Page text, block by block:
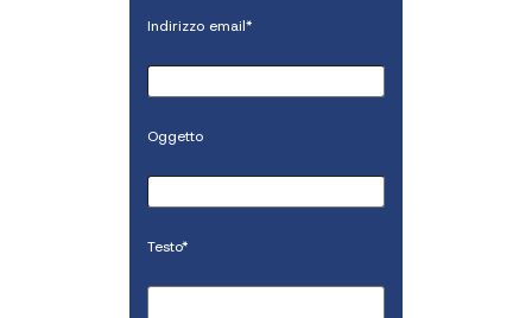
Indirizzo email*
Oggetto
Testo*